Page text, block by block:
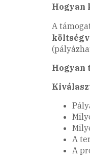
Hogyan
A
Hogyan
A
A